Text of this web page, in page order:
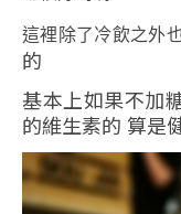
這裡除了冷飲之外
的
基本上如果不加
的維生素的 算是